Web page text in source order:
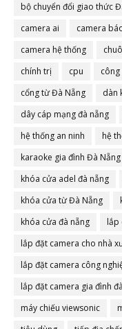
bộ chuyển đổi giao thức
camera ai
camera
camera hệ thống
chính trị
cpu
cổng từ Đà Nẵng
dàn
dây cáp mạng đà nẵng
hệ thống an ninh
hệ
karaoke gia đình Đà Nẵng
khóa cửa adel đà nẵng
khóa cửa từ Đà Nẵng
khóa cửa đà nẵng
lắp
lắp đặt camera cho nhà
lắp đặt camera công
lắp đặt camera gia đình
máy chiếu viewsonic